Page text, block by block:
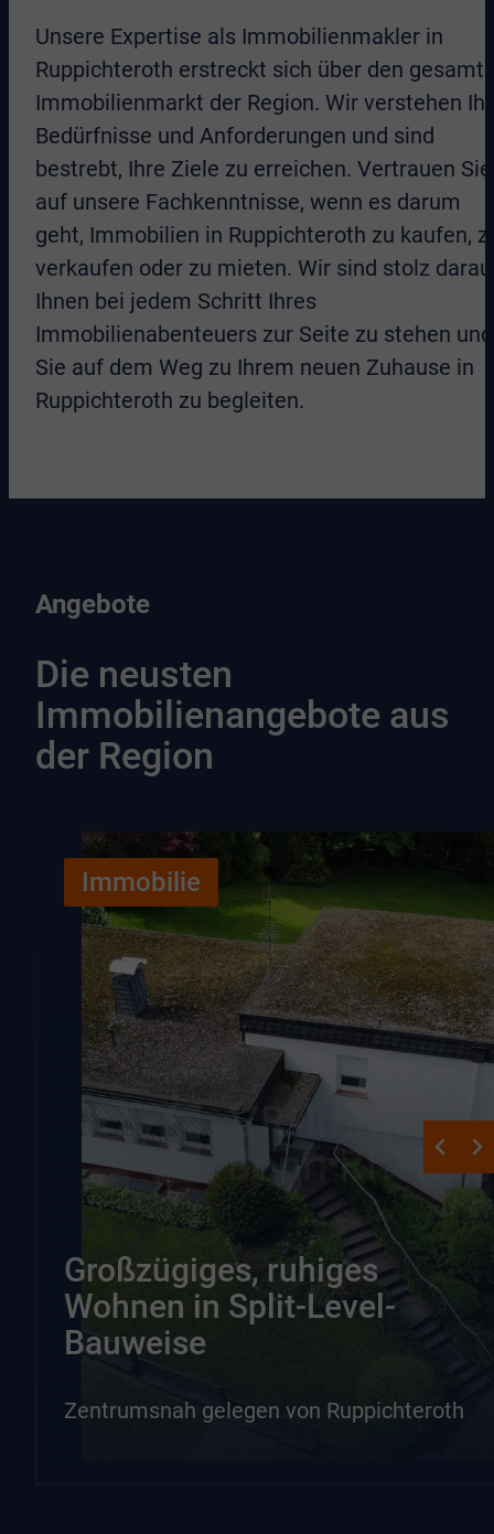
Unsere Expertise als Immobilienmakler in
Ruppichteroth erstreckt sich über den
Immobilienmarkt der Region. Wir verstehen
Bedürfnisse und Anforderungen und sind
bestrebt, Ihre Ziele zu erreichen. Vertrauen Sie
auf unsere Fachkenntnisse, wenn es darum
geht, Immobilien in Ruppichteroth zu kaufen,
verkaufen oder zu mieten. Wir sind stolz
Ihnen bei jedem Schritt Ihres
Immobilienabenteuers zur Seite zu stehen und
Sie auf dem Weg zu Ihrem neuen Zuhause in
Ruppichteroth zu begleiten.
Angebote
Die neusten
Immobilienangebote aus
der Region
Immobilie
Großzügiges, ruhiges
Wohnen in Split-Level-
Bauweise
Zentrumsnah gelegen von Ruppichteroth